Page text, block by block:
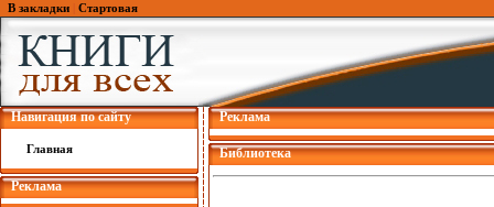
В закладки Стартовая
Навигация по сайту
Главная
Реклама
Реклама
Библиотека